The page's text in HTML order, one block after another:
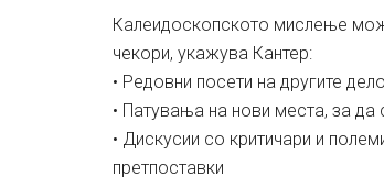
Калеидоскопското мислење
чекори, укажува Кантер:
• Редовни посети на другите
• Патувања на нови места, за да
• Дискусии со критичари и
претпоставки